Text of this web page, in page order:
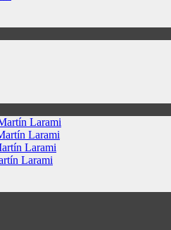
Larami
Larami
Larami
Larami